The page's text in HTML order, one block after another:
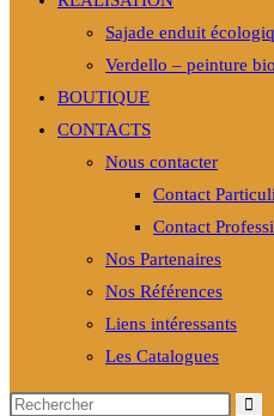
Sajade enduit
Verdello – peinture
BOUTIQUE
CONTACTS
Nous contacter
Contact
Contact
Nos Partenaires
Nos Références
Liens intéressants
Les Catalogues